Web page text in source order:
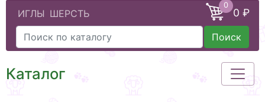
ИГЛЫ ШЕРСТЬ
0
0 ₽
Поиск
Каталог